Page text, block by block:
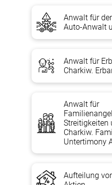
Anwalt für
Auto-Anwalt
Anwalt für
Charkiw.
Anwalt für
Streitigkeiten
Charkiw.
Untertimony
Aufteilung